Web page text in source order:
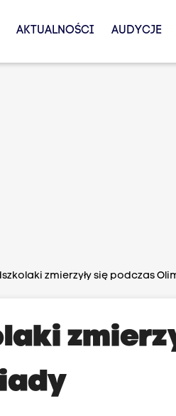
AKTUALNOŚCI AUDYCJE
zmierzyły się podczas